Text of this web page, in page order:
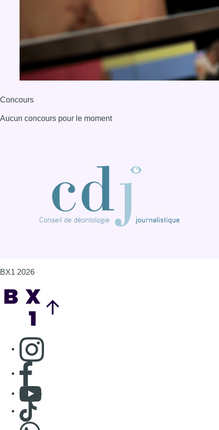
Concours
Aucun concours pour le moment
BX1 2026
Consulter page Instagram
Consulter page Facebook
Consulter Youtube
Consulter TikTok